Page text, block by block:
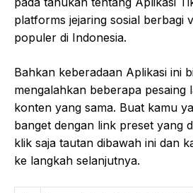
platforms jejaring sosial berbagi
populer di Indonesia.
Bahkan keberadaan Aplikasi ini
mengalahkan beberapa pesaing
konten yang sama. Buat kamu
banget dengan link preset yang
klik saja tautan dibawah ini dan
ke langkah selanjutnya.